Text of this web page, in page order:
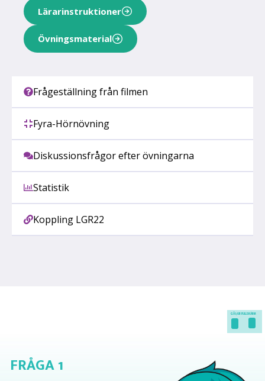
Frågeställning från filmen
Fyra-Hörnövning
Diskussionsfrågor efter övningarna
Statistik
Koppling LGR22
Lärarinstruktioner
Övningsmaterial
GÅ I/UR FULLSKÄRM
FRÅGA 1